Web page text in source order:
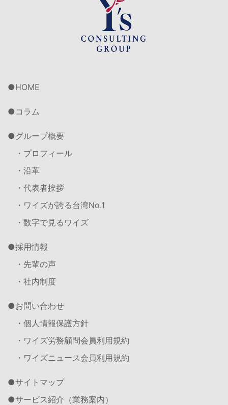
HOME
コラム
グループ概要
・プロフィール
・沿革
・代表者挨拶
・ワイズが誇る台湾No.1
・数字で見るワイズ
採用情報
・先輩の声
・社内制度
お問い合わせ
・個人情報保護方針
・ワイズ労務顧問会員利用規約
・ワイズニュース会員利用規約
サイトマップ
サービス紹介（業務案内）